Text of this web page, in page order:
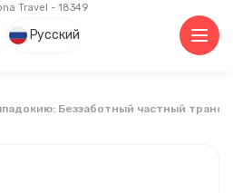
Travel - 18349
Русский
Беззаботный частный